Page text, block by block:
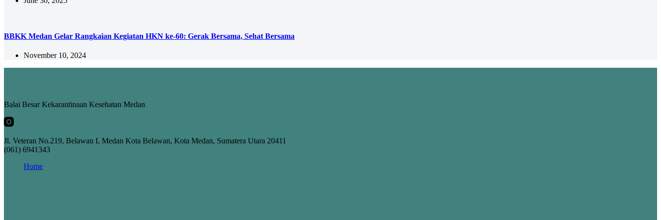
BBKK Medan Gelar Rangkaian Kegiatan HKN ke-60: Gerak Bersama, Sehat Bersama
November 10, 2024
Balai Besar Kekarantinaan Kesehatan Medan
Jl. Veteran No.219, Belawan I, Medan Kota Belawan, Kota Medan, Sumatera Utara 20411
(061) 6941343
Home